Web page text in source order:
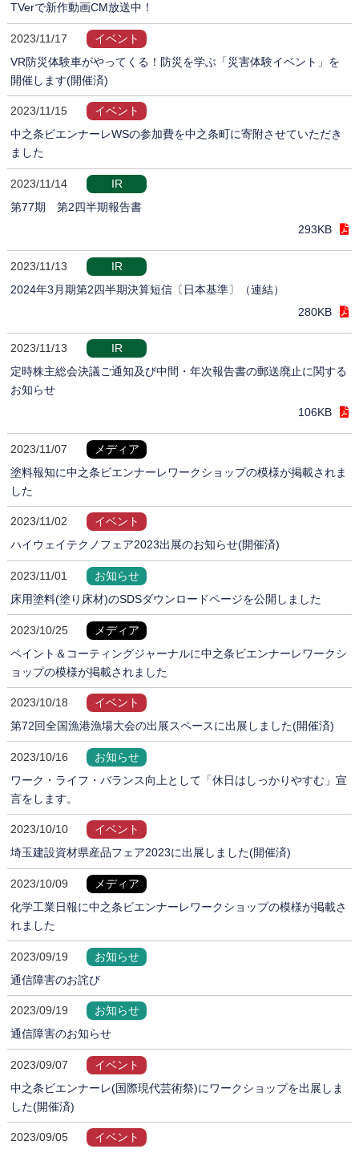
TVerで新作動画CM放送中！
2023/11/17
イベント
VR防災体験車がやってくる！防災を学ぶ「災害体験イベント」を
開催します(開催済)
2023/11/15
イベント
中之条ビエンナーレWSの参加費を中之条町に寄附させていただき
ました
2023/11/14
IR
第77期 第2四半期報告書
293KB
2023/11/13
IR
2024年3月期第2四半期決算短信〔日本基準〕（連結）
280KB
2023/11/13
IR
定時株主総会決議ご通知及び中間・年次報告書の郵送廃止に関する
お知らせ
106KB
2023/11/07
メディア
塗料報知に中之条ビエンナーレワークショップの模様が掲載されま
した
2023/11/02
イベント
ハイウェイテクノフェア2023出展のお知らせ(開催済)
2023/11/01
お知らせ
床用塗料(塗り床材)のSDSダウンロードページを公開しました
2023/10/25
メディア
ペイント＆コーティングジャーナルに中之条ビエンナーレワークシ
ョップの模様が掲載されました
2023/10/18
イベント
第72回全国漁港漁場大会の出展スペースに出展しました(開催済)
2023/10/16
お知らせ
ワーク・ライフ・バランス向上として「休日はしっかりやすむ」宣
言をします。
2023/10/10
イベント
埼玉建設資材県産品フェア2023に出展しました(開催済)
2023/10/09
メディア
化学工業日報に中之条ビエンナーレワークショップの模様が掲載さ
れました
2023/09/19
お知らせ
通信障害のお詫び
2023/09/19
お知らせ
通信障害のお知らせ
2023/09/07
イベント
中之条ビエンナーレ(国際現代芸術祭)にワークショップを出展しま
した(開催済)
2023/09/05
イベント